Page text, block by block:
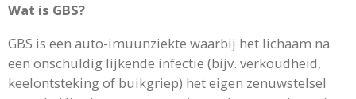
Wat is GBS?
GBS is een auto-imuunziekte waarbij het lichaam na
een onschuldig lijkende infectie (bijv. verkoudheid,
keelontsteking of buikgriep) het eigen zenuwstelsel